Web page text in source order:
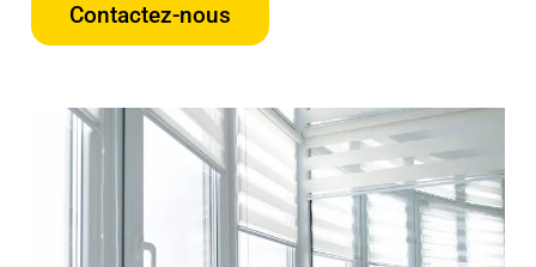
Contactez-nous